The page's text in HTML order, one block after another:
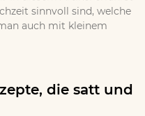
sinnvoll sind, welche
auch mit kleinem
die satt und